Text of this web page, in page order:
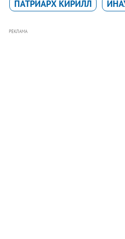
ПАТРИАРХ КИРИЛЛ
РЕКЛАМА